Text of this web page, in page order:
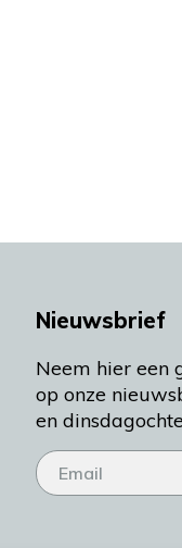
Nieuwsbrief
Neem hier een
op onze
en